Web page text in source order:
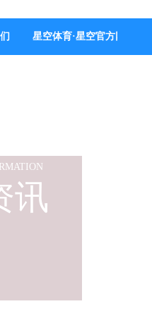
星空体育·星空官方网站-星
讯